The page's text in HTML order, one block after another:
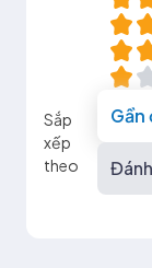
Sắp
xếp
theo
Gần